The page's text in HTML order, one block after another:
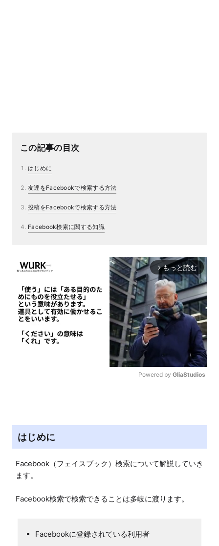
この記事の目次
はじめに
友達をFacebookで検索する方法
投稿をFacebookで検索する方法
Facebook検索に関する知識
arrow_forward_ios もっと読む
Powered by GliaStudios
はじめに
Facebook（フェイスブック）検索について解説していき
ます。
Facebook検索で検索できることは多岐に渡ります。
Facebookに登録されている利用者